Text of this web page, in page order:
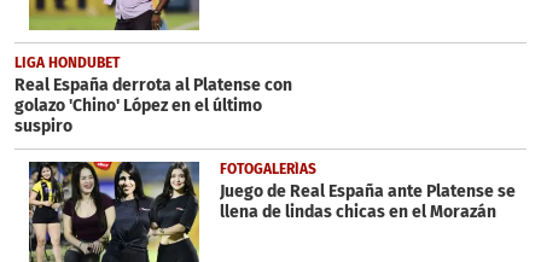
LIGA HONDUBET
Real España derrota al Platense con
golazo 'Chino' López en el último
suspiro
FOTOGALERÍAS
Juego de Real España ante Platense se
llena de lindas chicas en el Morazán